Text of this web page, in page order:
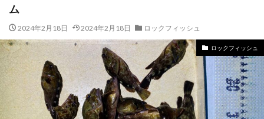
ム
2024年2月18日 2024年2月18日 ロックフィッシュ
ロックフィッシュ